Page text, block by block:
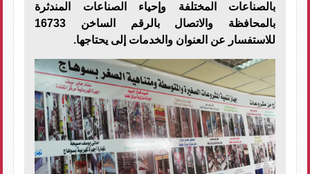
بالصناعات المختلفة وإحياء الصناعات المندثرة
بالمحافظة والاتصال بالرقم الساخن 16733
للاستفسار عن العنوان والخدمات إلى يحتاجها.